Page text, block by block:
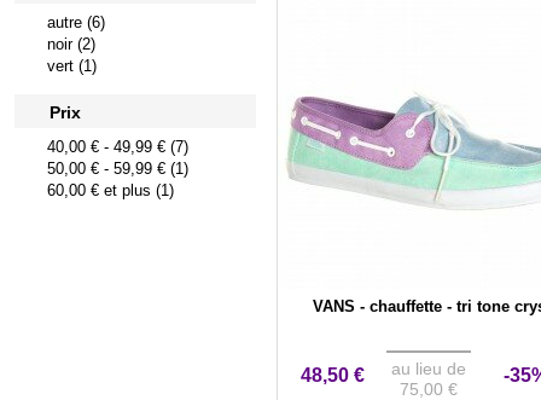
autre (6)
noir (2)
vert (1)
Prix
40,00 € -49,99 € (7)
50,00 € -59,99 € (1)
60,00 € et plus (1)
VANS - chauffette - tri tone
48,50 €
au lieu de
75,00 €
-